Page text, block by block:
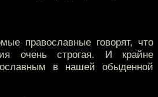
православные говорят, что
очень строгая. И крайне
в нашей обыденной